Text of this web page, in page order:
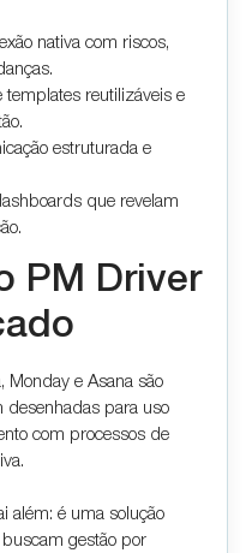
nativa com riscos,
templates reutilizáveis e
estruturada e
que revelam
PM Driver
Monday e Asana são
desenhadas para uso
com processos de
além: é uma solução
gestão por